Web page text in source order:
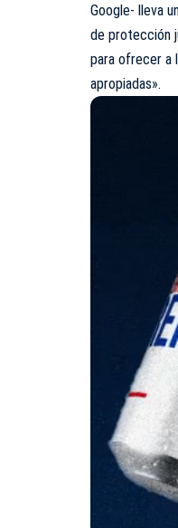
Google- lleva
de protección
para ofrecer a
apropiadas».